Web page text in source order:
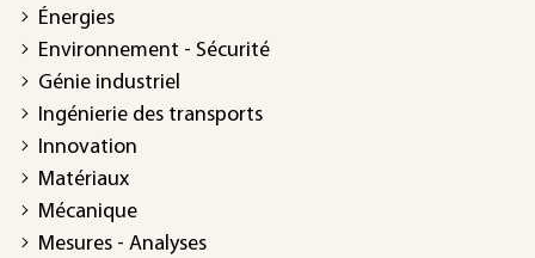
Énergies
Environnement - Sécurité
Génie industriel
Ingénierie des transports
Innovation
Matériaux
Mécanique
Mesures - Analyses